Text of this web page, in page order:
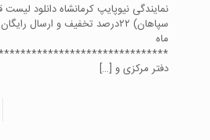
نمایندگی نیوپایپ کرمانشاه دانلود
سپاهان) ۲۲درصد تخفیف و ارسال
ماه
دفتر مرکزی و […]